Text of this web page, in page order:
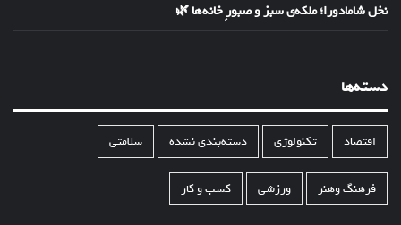
نخل شامادورا؛ ملکه‌ی سبز و صبورِ خانه‌ها 🌿
دسته‌ها
اقتصاد تکنولوژی دسته‌بندی نشده سلامتی
فرهنگ وهنر ورزشی کسب و کار